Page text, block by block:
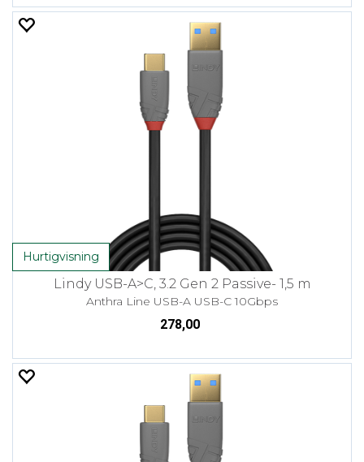
Hurtigvisning
Lindy USB-A>C, 3.2 Gen 2 Passive- 1,5 m
Anthra Line USB-A USB-C 10Gbps
278,00